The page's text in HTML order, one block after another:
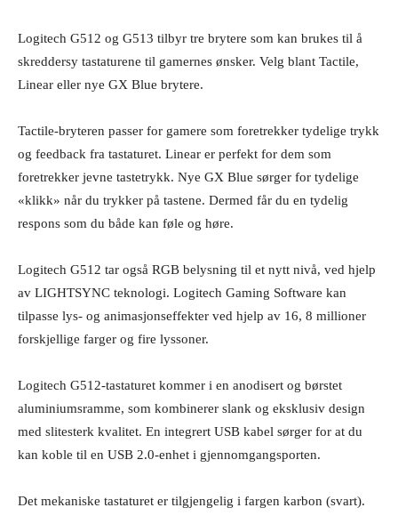
Logitech G512 og G513 tilbyr tre brytere som kan brukes til å
skreddersy tastaturene til gamernes ønsker. Velg blant Tactile,
Linear eller nye GX Blue brytere.
Tactile-bryteren passer for gamere som foretrekker tydelige trykk
og feedback fra tastaturet. Linear er perfekt for dem som
foretrekker jevne tastetrykk. Nye GX Blue sørger for tydelige
«klikk» når du trykker på tastene. Dermed får du en tydelig
respons som du både kan føle og høre.
Logitech G512 tar også RGB belysning til et nytt nivå, ved hjelp
av LIGHTSYNC teknologi. Logitech Gaming Software kan
tilpasse lys- og animasjonseffekter ved hjelp av 16, 8 millioner
forskjellige farger og fire lyssoner.
Logitech G512-tastaturet kommer i en anodisert og børstet
aluminiumsramme, som kombinerer slank og eksklusiv design
med slitesterk kvalitet. En integrert USB kabel sørger for at du
kan koble til en USB 2.0-enhet i gjennomgangsporten.
Det mekaniske tastaturet er tilgjengelig i fargen karbon (svart).